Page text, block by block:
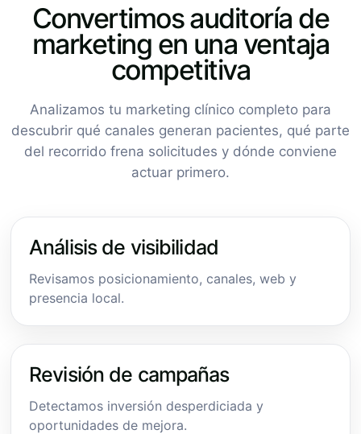
Convertimos auditoría de
marketing en una ventaja
competitiva
Analizamos tu marketing clínico completo para
descubrir qué canales generan pacientes, qué parte
del recorrido frena solicitudes y dónde conviene
actuar primero.
Análisis de visibilidad
Revisamos posicionamiento, canales, web y
presencia local.
Revisión de campañas
Detectamos inversión desperdiciada y
oportunidades de mejora.